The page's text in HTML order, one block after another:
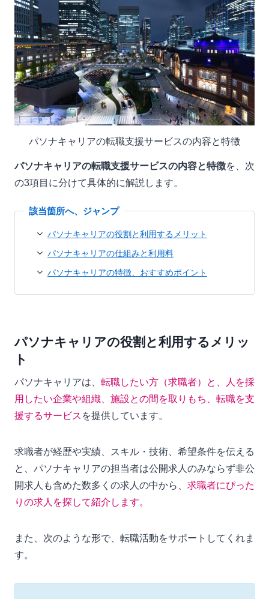
パソナキャリアの転職支援サービスの内容と特徴
パソナキャリアの転職支援サービスの内容と特徴を、次
の3項目に分けて具体的に解説します。
パソナキャリアの役割と利用するメリット
パソナキャリアの仕組みと利用料
パソナキャリアの特徴、おすすめポイント
パソナキャリアの役割と利用するメリッ
ト
パソナキャリアは、 転職したい方（求職者）と、人を採
用したい企業や組織、施設との間を取りもち、転職を支
援するサービス を提供しています。
求職者が経歴や実績、スキル・技術、希望条件を伝える
と、パソナキャリアの担当者は公開求人のみならず非公
開求人も含めた数多くの求人の中から、 求職者にぴった
りの求人を探して紹介します。
また、次のような形で、転職活動をサポートしてくれま
す。